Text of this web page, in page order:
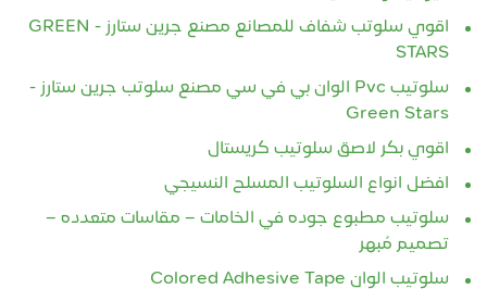
اقوي سلوتب شفاف للمصانع مصنع جرين ستارز - GREEN
STARS
سلوتيب Pvc الوان بي في سي مصنع سلوتب جرين ستارز -
Green Stars
اقوي بكر لاصق سلوتيب كريستال
افضل انواع السلوتيب المسلح النسيجي
سلوتيب مطبوع جوده في الخامات – مقاسات متعدده –
تصميم مُبهر
سلوتيب الوان Colored Adhesive Tape